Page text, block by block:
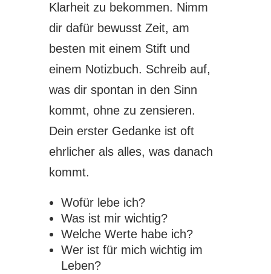
Klarheit zu bekommen. Nimm
dir dafür bewusst Zeit, am
besten mit einem Stift und
einem Notizbuch. Schreib auf,
was dir spontan in den Sinn
kommt, ohne zu zensieren.
Dein erster Gedanke ist oft
ehrlicher als alles, was danach
kommt.
Wofür lebe ich?
Was ist mir wichtig?
Welche Werte habe ich?
Wer ist für mich wichtig im
Leben?